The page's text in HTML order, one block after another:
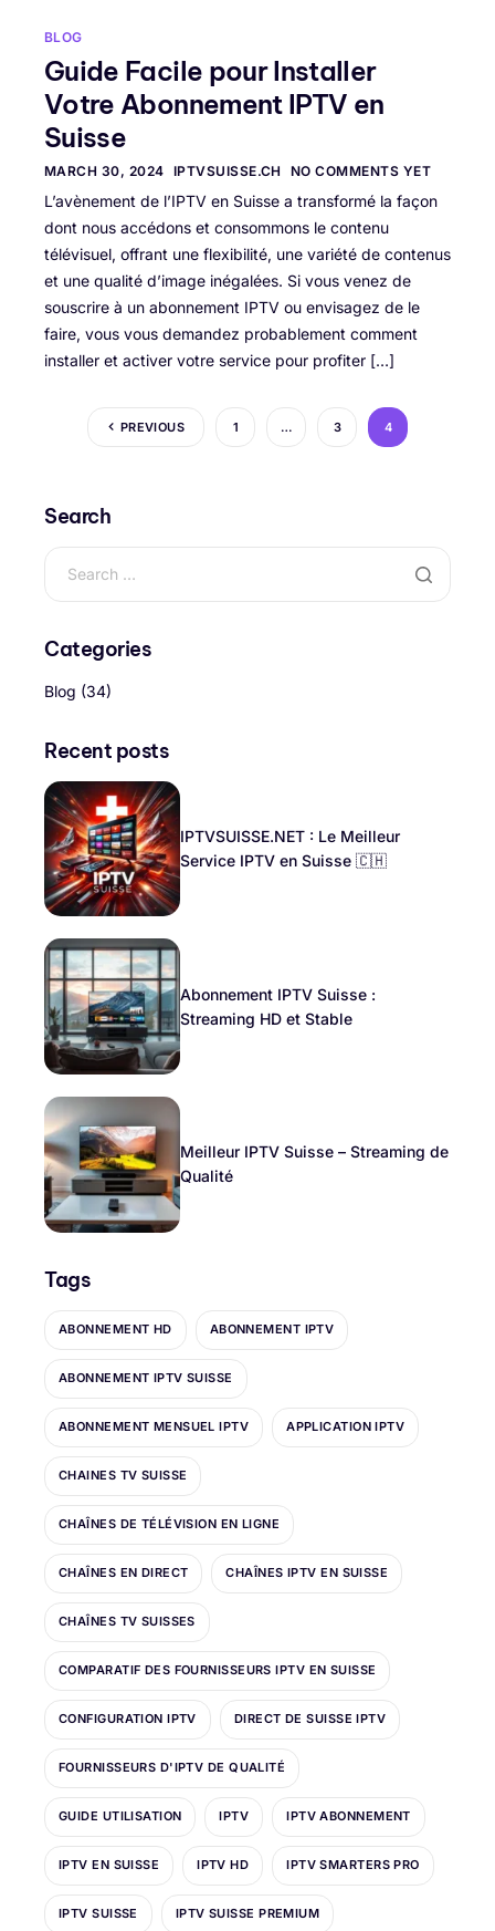
BLOG
Guide Facile pour Installer
Votre Abonnement IPTV en
Suisse
MARCH 30, 2024 IPTVSUISSE.CH NO COMMENTS YET
L’avènement de l’IPTV en Suisse a transformé la façon
dont nous accédons et consommons le contenu
télévisuel, offrant une flexibilité, une variété de contenus
et une qualité d’image inégalées. Si vous venez de
souscrire à un abonnement IPTV ou envisagez de le
faire, vous vous demandez probablement comment
installer et activer votre service pour profiter […]
PREVIOUS 1 … 3 4
Search
Categories
Blog (34)
Recent posts
IPTVSUISSE.NET : Le Meilleur
Service IPTV en Suisse 🇨🇭
Abonnement IPTV Suisse :
Streaming HD et Stable
Meilleur IPTV Suisse – Streaming de
Qualité
Tags
ABONNEMENT HD ABONNEMENT IPTV
ABONNEMENT IPTV SUISSE
ABONNEMENT MENSUEL IPTV APPLICATION IPTV
CHAINES TV SUISSE
CHAÎNES DE TÉLÉVISION EN LIGNE
CHAÎNES EN DIRECT CHAÎNES IPTV EN SUISSE
CHAÎNES TV SUISSES
COMPARATIF DES FOURNISSEURS IPTV EN SUISSE
CONFIGURATION IPTV DIRECT DE SUISSE IPTV
FOURNISSEURS D'IPTV DE QUALITÉ
GUIDE UTILISATION IPTV IPTV ABONNEMENT
IPTV EN SUISSE IPTV HD IPTV SMARTERS PRO
IPTV SUISSE IPTV SUISSE PREMIUM